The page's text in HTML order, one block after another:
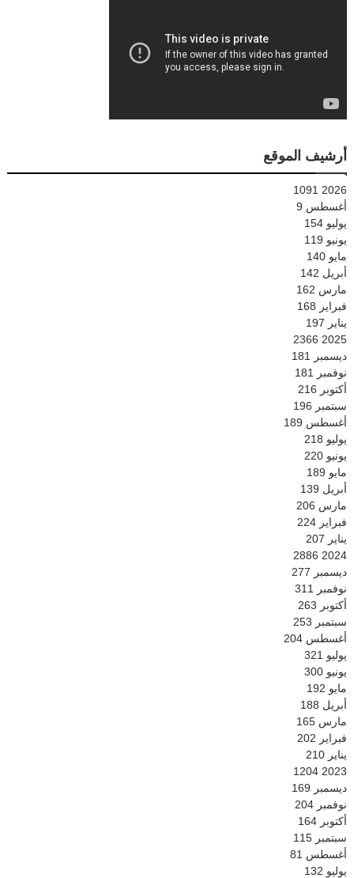
أرشيف الموقع
2026
1091
أغسطس 9
يوليو 154
يونيو 119
مايو 140
أبريل 142
مارس 162
فبراير 168
يناير 197
2025
2366
ديسمبر
181
نوفمبر
181
أكتوبر 216
سبتمبر 196
أغسطس 189
يوليو 218
يونيو 220
مايو 189
أبريل 139
مارس 206
فبراير 224
يناير 207
2024
2886
ديسمبر 277
نوفمبر
311
أكتوبر 263
سبتمبر 253
أغسطس 204
يوليو 321
يونيو 300
مايو 192
أبريل 188
مارس 165
فبراير 202
يناير 210
2023
1204
ديسمبر 169
نوفمبر 204
أكتوبر 164
سبتمبر 115
أغسطس 81
يوليو 132